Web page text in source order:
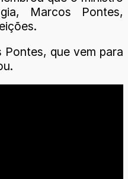
Marcos Pontes,
que vem para